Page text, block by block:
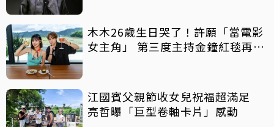
木木26歲生日哭了！許願「當電影
女主角」 第三度主持金鐘紅毯再喊
江國賓父親節收女兒祝福超滿足
亮哲曝「巨型卷軸卡片」感動